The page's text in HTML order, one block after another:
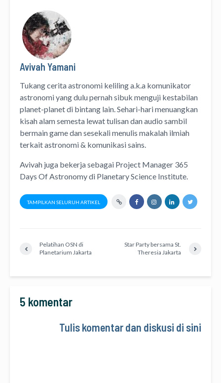
Avivah Yamani
Tukang cerita astronomi kelilinga.k.a komunikator
astronomiyang dulu pernah sibuk menguji kestabilan
planet-planet di bintang lain. Sehari-hari menuangkan
kisah alam semesta lewattulisandanaudio sambil
bermain game dan sesekali menulis makalah ilmiah
terkait astronomi & komunikasi sains.
Avivah juga bekerja sebagai Project Manager 365
Days Of Astronomydi Planetary Science Institute.
TAMPILKAN SELURUH ARTIKEL
Pelatihan OSN di
Planetarium Jakarta
Star Party bersama St.
Theresia Jakarta
5 komentar
Tulis komentar dan diskusi di sini